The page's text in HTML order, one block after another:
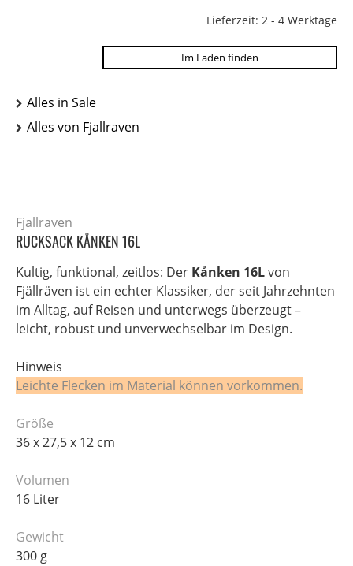
Lieferzeit: 2 - 4 Werktage
Im Laden finden
Alles in Sale
Alles von Fjallraven
Fjallraven
RUCKSACK KÅNKEN 16L
Kultig, funktional, zeitlos: Der Kånken 16Lvon
Fjällräven ist ein echter Klassiker, der seit Jahrzehnten
im Alltag, auf Reisen und unterwegs überzeugt –
leicht, robust und unverwechselbar im Design.
Hinweis
Leichte Flecken im Material können vorkommen.
Größe
36 x 27,5 x 12 cm
Volumen
16 Liter
Gewicht
300 g